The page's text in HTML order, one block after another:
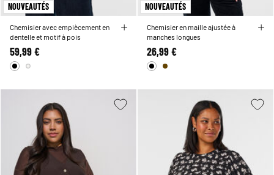
NOUVEAUTÉS
Chemisier avec empiècement en
dentelle et motif à pois
59,99 €
NOUVEAUTÉS
Chemisier en maille ajustée à
manches longues
26,99 €